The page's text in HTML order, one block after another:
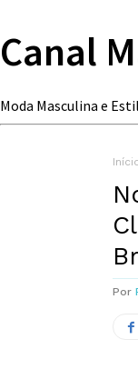
Canal
Moda Masculina e
Por